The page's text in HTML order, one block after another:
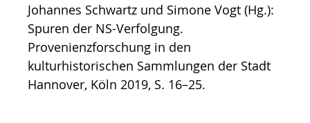
Johannes Schwartz und Simone Vogt (Hg.):
Spuren der NS-Verfolgung.
Provenienzforschung in den
kulturhistorischen Sammlungen der Stadt
Hannover, Köln 2019, S. 16–25.